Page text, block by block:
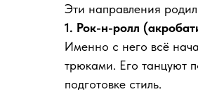
Эти направления
1. Рок-н-ролл
Именно с него всё
трюками. Его танцуют
подготовке стиль.